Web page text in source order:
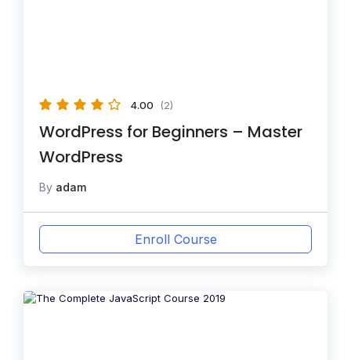
4.00 (2)
WordPress for Beginners – Master
WordPress
By adam
Enroll Course